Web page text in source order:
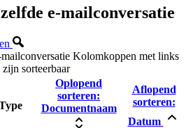
e-mailconversatie
Kolomkoppen met links
zijn sorteerbaar
Oplopend
sorteren:
Documentnaam
Aflopend
sorteren:
Datum